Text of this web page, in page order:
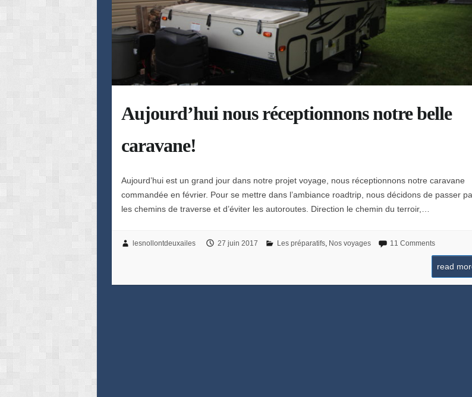
Aujourd’hui nous réceptionnons notre belle
caravane!
Aujourd’hui est un grand jour dans notre projet voyage, nous réceptionnons notre caravane
commandée en février. Pour se mettre dans l’ambiance roadtrip, nous décidons de passer
les chemins de traverse et d’éviter les autoroutes. Direction le chemin du terroir,…
lesnollontdeuxailes 27 juin 2017 Les préparatifs, Nos voyages 11 Comments
read